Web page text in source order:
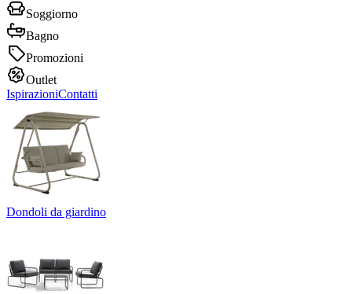
Soggiorno
Bagno
Promozioni
Outlet
IspirazioniContatti
Dondoli da giardino